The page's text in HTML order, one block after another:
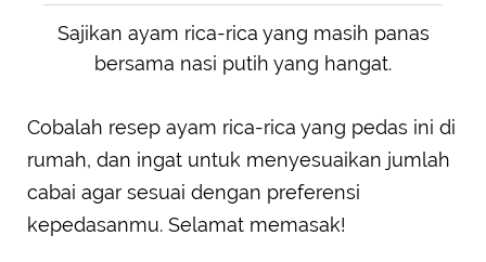
Sajikan ayam rica-rica yang masih panas
bersama nasi putih yang hangat.
Cobalah resep ayam rica-rica yang pedas ini di
rumah, dan ingat untuk menyesuaikan jumlah
cabai agar sesuai dengan preferensi
kepedasanmu. Selamat memasak!